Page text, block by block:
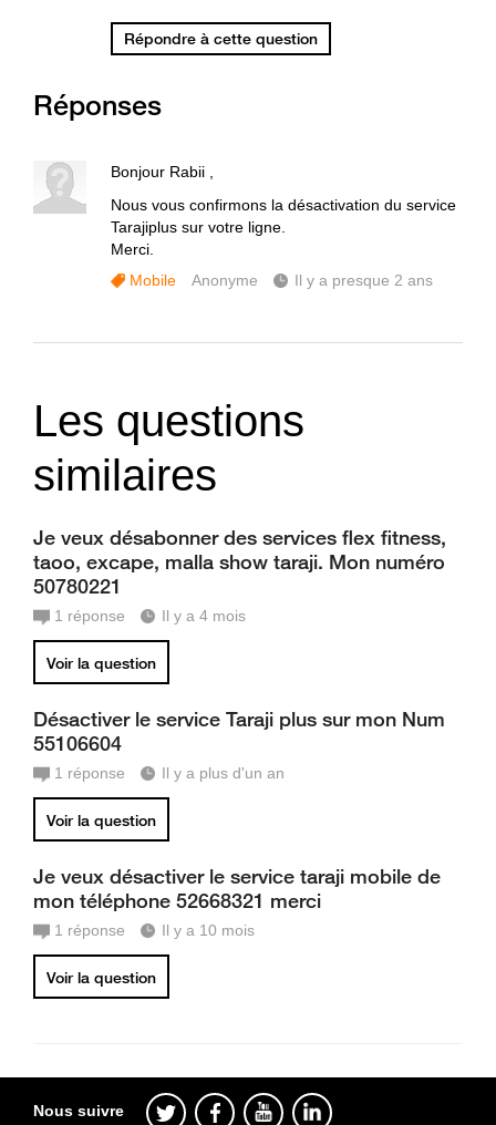
Répondre à cette question
Réponses
Bonjour Rabii ,
Nous vous confirmons la désactivation du service
Tarajiplus sur votre ligne.
Merci.
Mobile
Anonyme Il y a presque 2 ans
Les questions
similaires
Je veux désabonner des services flex fitness,
taoo, excape, malla show taraji. Mon numéro
50780221
1 réponse Il y a 4 mois
Voir la question
Désactiver le service Taraji plus sur mon Num
55106604
1 réponse Il y a plus d'un an
Voir la question
Je veux désactiver le service taraji mobile de
mon téléphone 52668321 merci
1 réponse Il y a 10 mois
Voir la question
Nous suivre